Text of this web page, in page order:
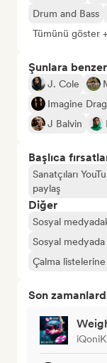
Drum and Bass
Tümünü göster
Şunlara
J. Cole
Imagine
J Balvin
Başlıca
Sanatçıları
paylaş
Diğer
Sosyal
Sosyal
Çalma
Son
iQoniK